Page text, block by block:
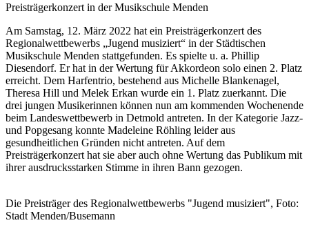
Preisträgerkonzert in der Musikschule Menden
Am Samstag, 12. März 2022 hat ein Preisträgerkonzert des
Regionalwettbewerbs „Jugend musiziert“ in der Städtischen
Musikschule Menden stattgefunden. Es spielte u. a. Phillip
Diesendorf. Er hat in der Wertung für Akkordeon solo einen 2. Platz
erreicht. Dem Harfentrio, bestehend aus Michelle Blankenagel,
Theresa Hill und Melek Erkan wurde ein 1. Platz zuerkannt. Die
drei jungen Musikerinnen können nun am kommenden Wochenende
beim Landeswettbewerb in Detmold antreten. In der Kategorie Jazz-
und Popgesang konnte Madeleine Röhling leider aus
gesundheitlichen Gründen nicht antreten. Auf dem
Preisträgerkonzert hat sie aber auch ohne Wertung das Publikum mit
ihrer ausdrucksstarken Stimme in ihren Bann gezogen.
Die Preisträger des Regionalwettbewerbs "Jugend musiziert", Foto:
Stadt Menden/Busemann